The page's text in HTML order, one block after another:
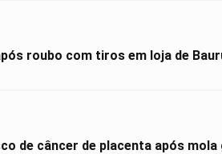
roubo com tiros em loja de
de câncer de placenta após